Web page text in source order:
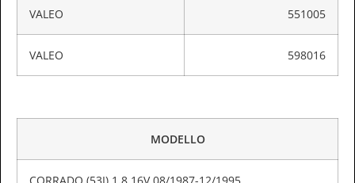
VALEO 551005
VALEO 598016
MODELLO